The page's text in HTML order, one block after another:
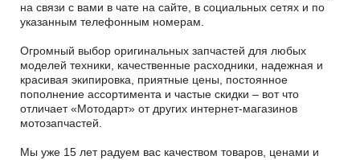
на связи с вами в чате на сайте, в социальных сетях и по
указанным телефонным номерам.
Огромный выбор оригинальных запчастей для любых
моделей техники, качественные расходники, надежная и
красивая экипировка, приятные цены, постоянное
пополнение ассортимента и частые скидки – вот что
отличает «Мотодарт» от других интернет-магазинов
мотозапчастей.
Мы уже 15 лет радуем вас качеством товаров, ценами и